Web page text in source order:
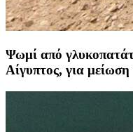
Ψωμί από
Αίγυπτος, για